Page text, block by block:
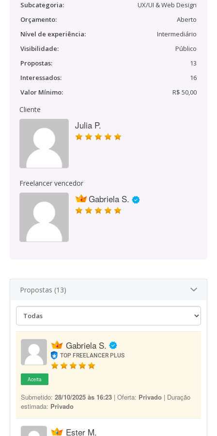
Subcategoria:
UX/UI & Web Design
Orçamento:
Aberto
Nível de experiência:
Intermediário
Visibilidade:
Público
Propostas:
13
Interessados:
16
Valor Mínimo:
R$ 50,00
Cliente
Julia P.
Freelancer vencedor
Gabriela S.
Propostas (13)
Gabriela S.
TOP FREELANCER PLUS
Aceita
Submetido: 28/10/2025 às 16:23 | Oferta: Privado | Duração
estimada: Privado
Ester M.